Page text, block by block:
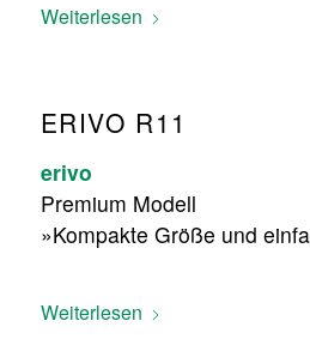
Weiterlesen
ERIVO R11
erivo
Premium Modell
»Kompakte Größe und
Weiterlesen